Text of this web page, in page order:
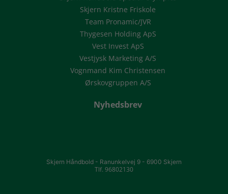
Skjern Kristne Friskole
Team Pronamic/JVR
Thygesen Holding ApS
Vest Invest ApS
Vestjysk Marketing A/S
Vognmand Kim Christensen
Ørskovgruppen A/S
Nyhedsbrev
Skjern Håndbold - Ranunkelvej 9 - 6900 Skjern
Tlf. 96802130